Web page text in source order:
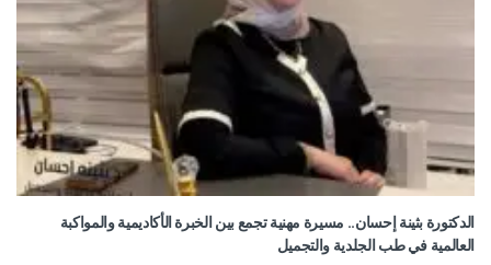
الدكتورة بثينة إحسان.. مسيرة مهنية تجمع بين الخبرة الأكاديمية والمواكبة
العالمية في طب الجلدية والتجميل